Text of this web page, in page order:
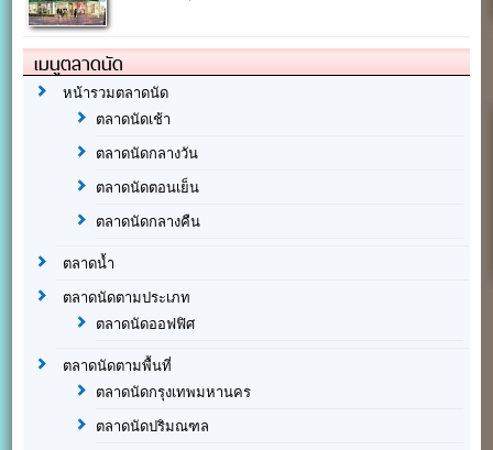
เมนูตลาดนัด
หน้ารวมตลาดนัด
ตลาดนัดเช้า
ตลาดนัดกลางวัน
ตลาดนัดตอนเย็น
ตลาดนัดกลางคืน
ตลาดน้ำ
ตลาดนัดตามประเภท
ตลาดนัดออฟฟิศ
ตลาดนัดตามพื้นที่
ตลาดนัดกรุงเทพมหานคร
ตลาดนัดปริมณฑล